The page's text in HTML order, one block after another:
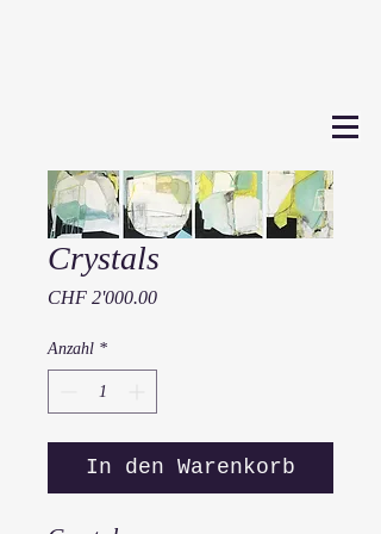
Crystals
CHF 2'000.00Preis
Anzahl *
In den Warenkorb